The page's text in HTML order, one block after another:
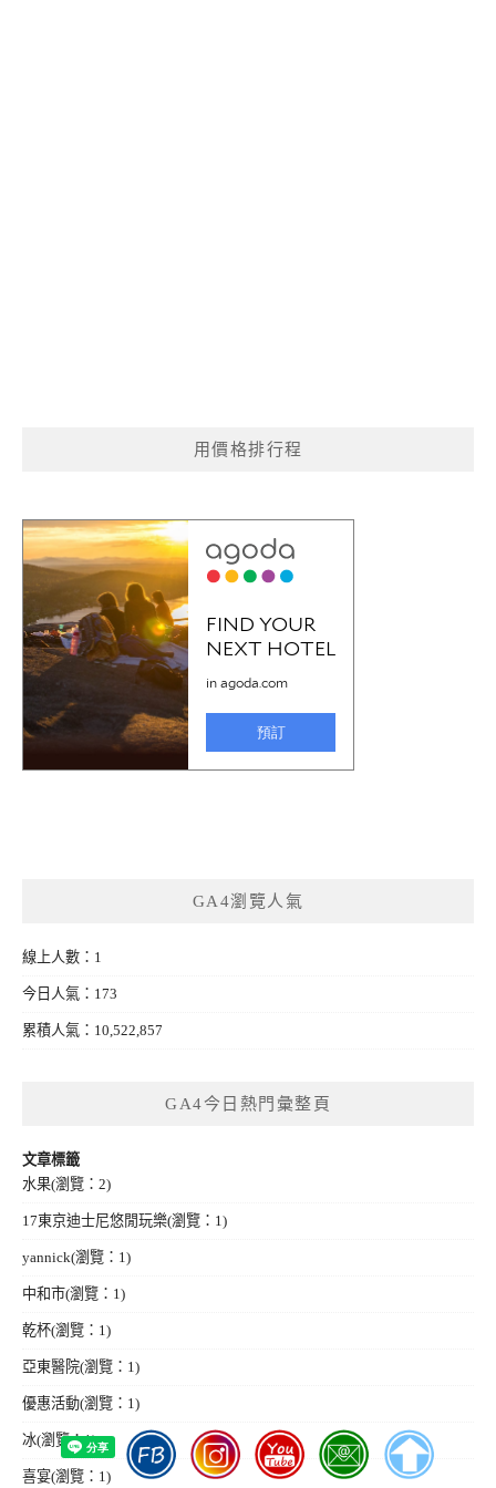
用價格排行程
GA4瀏覽人氣
線上人數：1
今日人氣：173
累積人氣：10,522,857
GA4今日熱門彙整頁
文章標籤
水果(瀏覽：2)
17東京迪士尼悠閒玩樂(瀏覽：1)
yannick(瀏覽：1)
中和市(瀏覽：1)
乾杯(瀏覽：1)
亞東醫院(瀏覽：1)
優惠活動(瀏覽：1)
冰(瀏覽：1)
喜宴(瀏覽：1)